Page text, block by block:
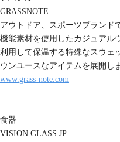
GRASSNOTE
アウトドア、スポーツブランド
機能素材を使用したカジュアル
利用して保温する特殊なスウェ
ウンユースなアイテムを展開し
www.grass-note.com
食器
VISION GLASS JP